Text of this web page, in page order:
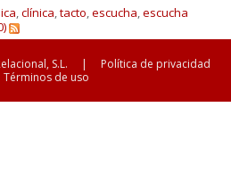
,clínica,tacto,escucha,escucha
S.L. |
Política de privacidad
Términos de uso